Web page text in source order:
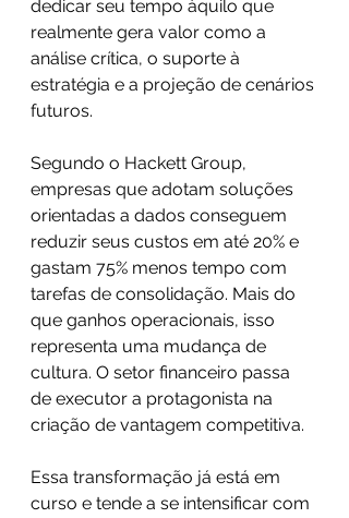
dedicar seu tempo àquilo que
realmente gera valor como a
análise crítica, o suporte à
estratégia e a projeção de cenários
futuros.
Segundo o Hackett Group,
empresas que adotam soluções
orientadas a dados conseguem
reduzir seus custos em até 20% e
gastam 75% menos tempo com
tarefas de consolidação. Mais do
que ganhos operacionais, isso
representa uma mudança de
cultura. O setor financeiro passa
de executor a protagonista na
criação de vantagem competitiva.
Essa transformação já está em
curso e tende a se intensificar com